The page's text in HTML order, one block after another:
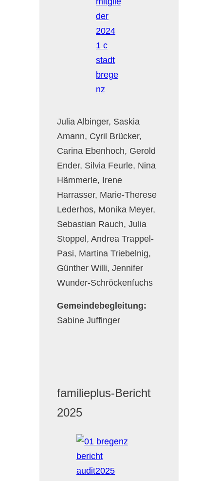
Julia Albinger, Saskia
Amann, Cyril Brücker,
Carina Ebenhoch, Gerold
Ender, Silvia Feurle, Nina
Hämmerle, Irene
Harrasser, Marie-Therese
Lederhos, Monika Meyer,
Sebastian Rauch, Julia
Stoppel, Andrea Trappel-
Pasi, Martina Triebelnig,
Günther Willi, Jennifer
Wunder-Schröckenfuchs
Gemeindebegleitung:
Sabine Juffinger
familieplus-Bericht
2025